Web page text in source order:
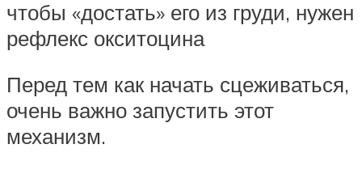
чтобы «достать» его из груди, нужен
рефлекс окситоцина
Перед тем как начать сцеживаться,
очень важно запустить этот
механизм.